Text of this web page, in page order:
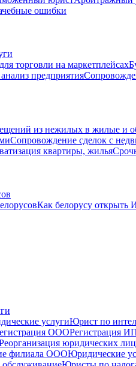
ошибки
торговли на маркетплейсах
предприятия
из нежилых в жилые и
Сопровождение сделок с
квартиры, жилья
Как белорусу открыть
услугиЮрист по
ОООРегистрация
юридических лиц
филиала ОООЮридические